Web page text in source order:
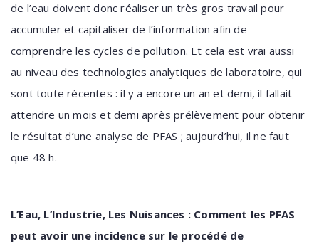
de l’eau doivent donc réaliser un très gros travail pour
accumuler et capitaliser de l’information afin de
comprendre les cycles de pollution. Et cela est vrai aussi
au niveau des technologies analytiques de laboratoire, qui
sont toute récentes : il y a encore un an et demi, il fallait
attendre un mois et demi après prélèvement pour obtenir
le résultat d’une analyse de PFAS ; aujourd’hui, il ne faut
que 48 h.
L’Eau, L’Industrie, Les Nuisances : Comment les PFAS
peut avoir une incidence sur le procédé de